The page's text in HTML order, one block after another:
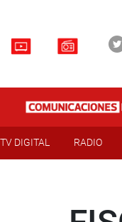
TV DIGITAL RADIO